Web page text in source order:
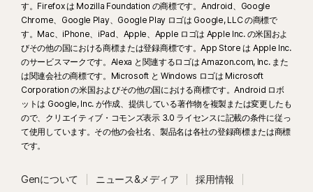
す。Firefox は Mozilla Foundation の商標です。Android、Google
Chrome、Google Play、Google Play ロゴは Google, LLC の商標で
す。Mac、iPhone、iPad、Apple、Apple ロゴは Apple Inc. の米国およ
びその他の国における商標または登録商標です。App Store は Apple Inc.
のサービスマークです。Alexa と関連するロゴは Amazon.com, Inc. また
は関連会社の商標です。Microsoft と Windows ロゴは Microsoft
Corporation の米国およびその他の国における商標です。Android ロボ
ットは Google, Inc. が作成、提供している著作物を複製または変更したも
ので、クリエイティブ・コモンズ表示 3.0 ライセンスに記載の条件に従っ
て使用しています。その他の会社名、製品名は各社の登録商標または商標
です。
Genについて ニュース&メディア 採用情報